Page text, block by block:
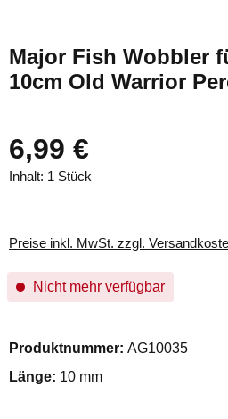
Major Fish Wobbler
10cm Old Warrior
6,99 €
Inhalt: 1 Stück
Preise inkl. MwSt. zzgl.
Nicht mehr verfügbar
Produktnummer: AG10035
Länge: 10 mm